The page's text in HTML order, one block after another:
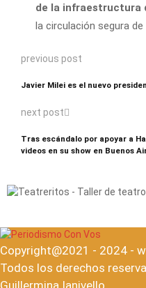
de la infraestructura
la circulación segura
previous post
Javier Milei es el nuevo
next post
Tras escándalo por apoyar a
videos en su show en Buenos
Copyright@2021 - 2024 -
Todos los derechos
Guillermina Ianivello